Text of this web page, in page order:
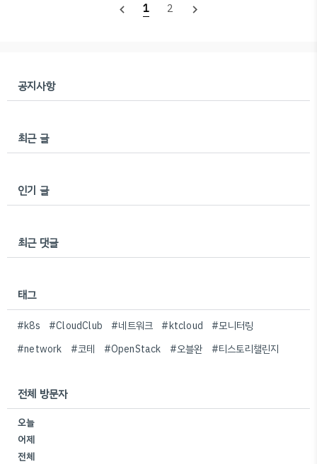
다. https://chaelin1211.github.io/study/2021/06/21/STP.html [네
navigate_before 1 2 navigate_next
공지사항
최근 글
인기 글
최근 댓글
태그
#k8s #CloudClub #네트워크 #ktcloud
#모니터링
#network
#코테 #OpenStack #오블완 #티스토리챌린지
전체 방문자
오늘
어제
전체